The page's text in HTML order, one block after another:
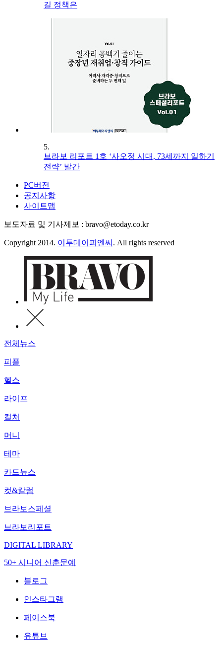
길 정책은
5.
브라보 리포트 1호 ‘사오정 시대, 73세까지 일하기
전략’ 발간
PC버전
공지사항
사이트맵
보도자료 및 기사제보 : bravo@etoday.co.kr
Copyright 2014. 이투데이피엔씨 . All rights reserved
전체뉴스
피플
헬스
라이프
컬처
머니
테마
카드뉴스
컷&칼럼
브라보스페셜
브라보리포트
DIGITAL LIBRARY
50+ 시니어 신춘문예
블로그
인스타그램
페이스북
유튜브